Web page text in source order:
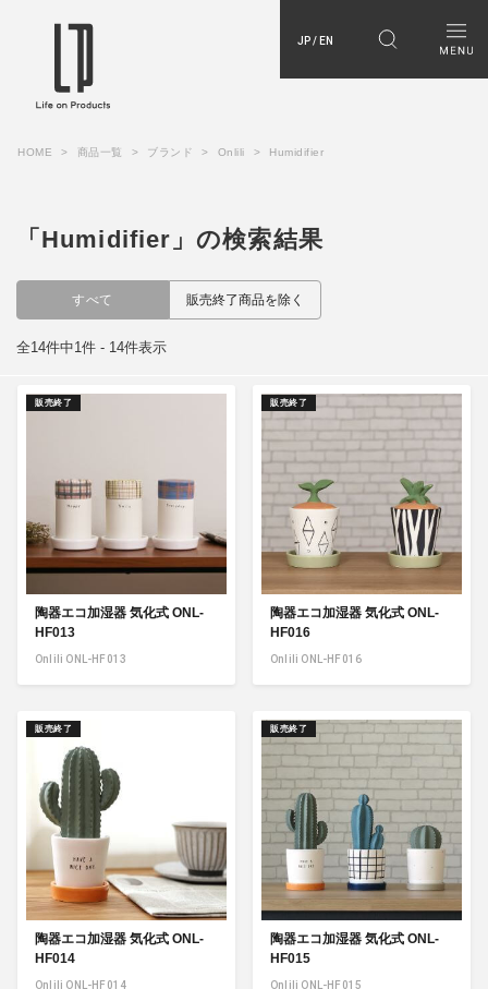
JP / EN
HOME 商品一覧 ブランド Onlili Humidifier
「Humidifier」の検索結果
すべて 販売終了商品を除く
全14件中1件 - 14件表示
陶器エコ加湿器 気化式 ONL-
HF013
Onlili ONL-HF013
販売終了
陶器エコ加湿器 気化式 ONL-
HF016
Onlili ONL-HF016
販売終了
陶器エコ加湿器 気化式 ONL-
HF014
Onlili ONL-HF014
販売終了
陶器エコ加湿器 気化式 ONL-
HF015
Onlili ONL-HF015
販売終了